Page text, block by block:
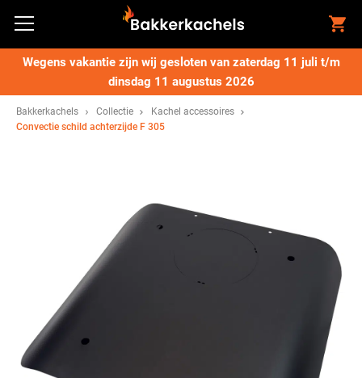
Wegens vakantie zijn wij gesloten van zaterdag 11 juli t/m
dinsdag 11 augustus 2026
Bakkerkachels Collectie
Kachel accessoires
Convectie schild achterzijde F 305